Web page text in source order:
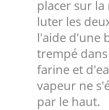
placer sur
luter les
l'aide d'une
trempé
farine et
vapeur ne
par le haut.